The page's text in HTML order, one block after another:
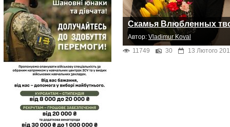
Скамья Влюбленных
Автор: Vladimur Koval
11749
30 13 Лютого